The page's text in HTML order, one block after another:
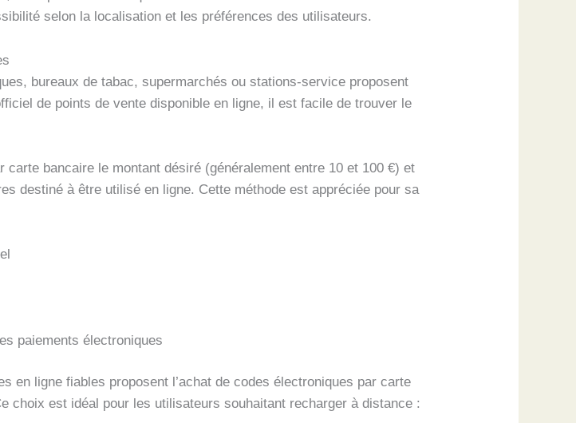
selon la localisation et les préférences des utilisateurs.
bureaux de tabac, supermarchés ou stations-service proposent
de points de vente disponible en ligne, il est facile de trouver le
bancaire le montant désiré (généralement entre 10 et 100 €) et
destiné à être utilisé en ligne. Cette méthode est appréciée pour sa
paiements électroniques
en ligne fiables proposent l’achat de codes électroniques par carte
choix est idéal pour les utilisateurs souhaitant recharger à distance :